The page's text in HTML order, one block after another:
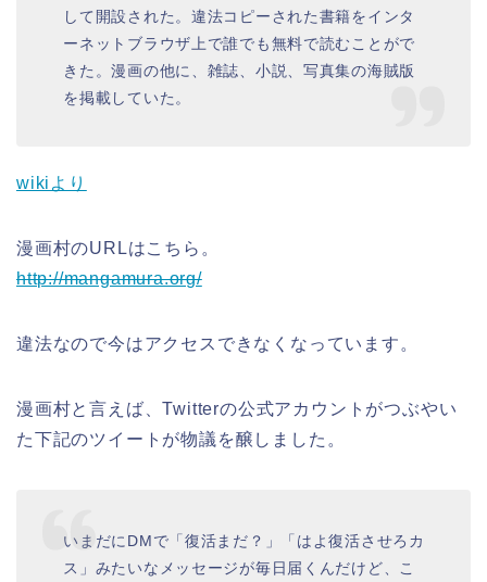
して開設された。違法コピーされた書籍をインタ
ーネットブラウザ上で誰でも無料で読むことがで
きた。漫画の他に、雑誌、小説、写真集の海賊版
を掲載していた。
wikiより
漫画村のURLはこちら。
http://mangamura.org/
違法なので今はアクセスできなくなっています。
漫画村と言えば、Twitterの公式アカウントがつぶやい
た下記のツイートが物議を醸しました。
いまだにDMで「復活まだ？」「はよ復活させろカ
ス」みたいなメッセージが毎日届くんだけど、こ